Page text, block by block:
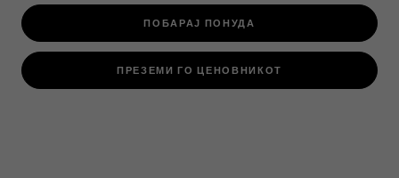
ПОБАРАЈ ПОНУДА
ПРЕЗЕМИ ГО ЦЕНОВНИКОТ